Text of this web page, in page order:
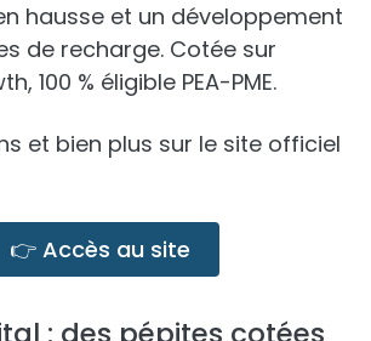
hausse et un développement
de recharge. Cotée sur
100 % éligible PEA-PME.
et bien plus sur le site officiel
👉 Accès au site